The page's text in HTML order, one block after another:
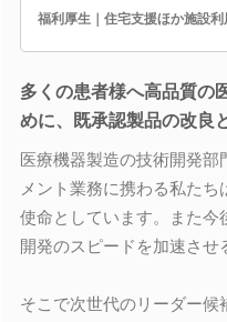
福利厚生｜住宅支援ほか施設
多くの患者様へ高品質の
めに、既承認製品の改良
医療機器製造の技術開発部
メント業務に携わる私た
使命としています。また今
開発のスピードを加速させ
そこで次世代のリーダー候